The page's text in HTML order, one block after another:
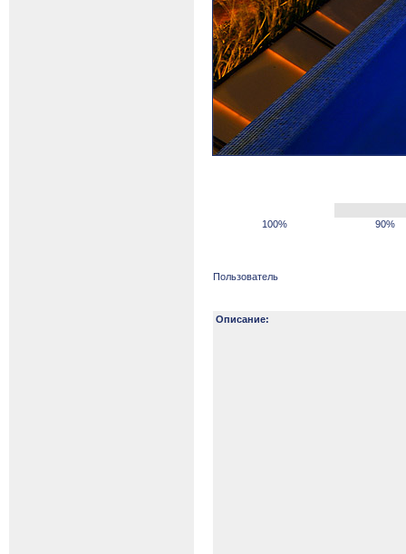
100% 90%
Пользователь
Описание: